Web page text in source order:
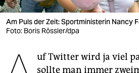
shop
fragen & hilfe
unterstützen
Am Puls der Zeit: Sportministerin Nancy
Foto: Boris Rössler/dpa
uf Twitter wird ja viel
sollte man immer